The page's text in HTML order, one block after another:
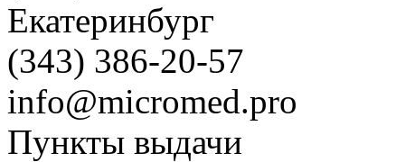
Екатеринбург
(343) 386-20-57
info@micromed.pro
Пункты выдачи